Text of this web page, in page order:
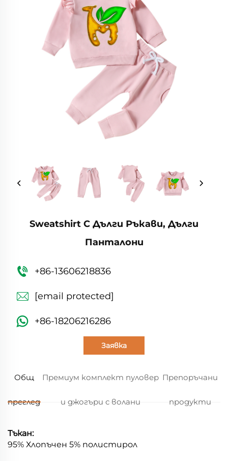
Sweatshirt С Дълги Ръкави, Дълги
Панталони
+86-13606218836
[email protected]
+86-18206216286
Заявка
Общ
преглед
Премиум комплект пуловер
и джогъри с волани
Препоръчани
продукти
Тъкан:
95% Хлопъчен 5% полистирол